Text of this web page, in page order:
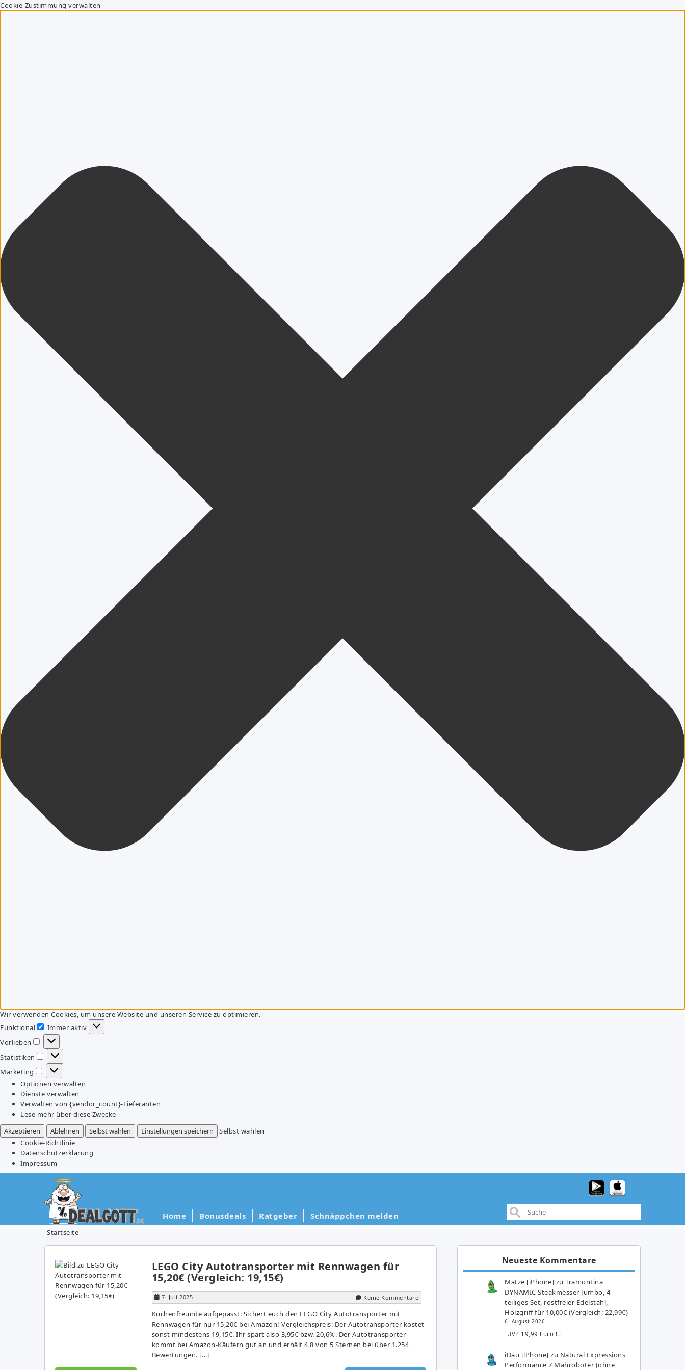
Cookie-Zustimmung verwalten
Wir verwenden Cookies, um unsere Website und unseren Service zu optimieren.
Funktional
Funktional
Immer aktiv
Vorlieben
Vorlieben
Statistiken
Statistiken
Marketing
Marketing
Optionen verwalten
Dienste verwalten
Verwalten von {vendor_count}-Lieferanten
Lese mehr über diese Zwecke
Akzeptieren
Ablehnen Selbst wählen Einstellungen speichern
Selbst wählen
Cookie-Richtlinie
Datenschutzerklärung
Impressum
Home Bonusdeals Ratgeber Schnäppchen melden
Startseite
LEGO City Autotransporter mit Rennwagen für
15,20€ (Vergleich: 19,15€)
7. Juli 2025 Keine Kommentare
Küchenfreunde aufgepasst: Sichert euch den LEGO City Autotransporter mit
Rennwagen für nur 15,20€ bei Amazon! Vergleichspreis: Der Autotransporter kostet
sonst mindestens 19,15€. Ihr spart also 3,95€ bzw. 20,6%. Der Autotransporter
kommt bei Amazon-Käufern gut an und erhält 4,8 von 5 Sternen bei über 1.254
Bewertungen. […]
Neueste Kommentare
Matze [iPhone] zuTramontina
DYNAMIC Steakmesser Jumbo, 4-
teiliges Set, rostfreier Edelstahl,
Holzgriff für 10,00€ (Vergleich: 22,99€)
6. August 2026
UVP 19,99 Euro !!!
iDau [iPhone] zu Natural Expressions
Performance 7 Mähroboter (ohne